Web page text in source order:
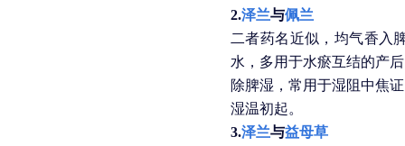
2.泽兰与佩兰
二者药名近似，均气香入
水，多用于水瘀互结的产
除脾湿，常用于湿阻中焦
湿温初起。
3.泽兰与益母草